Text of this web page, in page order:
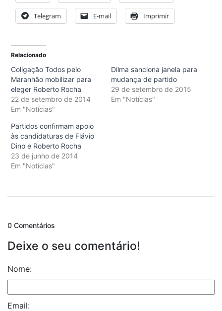
Telegram E-mail Imprimir
Relacionado
Coligação Todos pelo
Maranhão mobilizar para
eleger Roberto Rocha
22 de setembro de 2014
Em "Notícias"
Dilma sanciona janela para
mudança de partido
29 de setembro de 2015
Em "Notícias"
Partidos confirmam apoio
às candidaturas de Flávio
Dino e Roberto Rocha
23 de junho de 2014
Em "Notícias"
0 Comentários
Deixe o seu comentário!
Nome:
Email: